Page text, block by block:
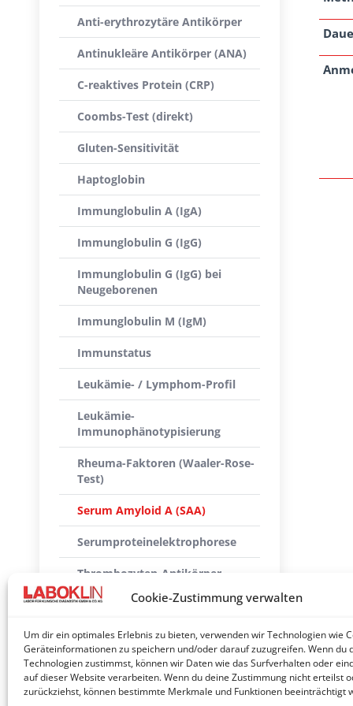
Cookie-Zustimmung verwalten
Um dir ein optimales Erlebnis zu bieten, verwenden wir Technologien wie
Geräteinformationen zu speichern und/oder darauf zuzugreifen. Wenn du
Technologien zustimmst, können wir Daten wie das Surfverhalten oder
auf dieser Website verarbeiten. Wenn du deine Zustimmung nicht erteilst
zurückziehst, können bestimmte Merkmale und Funktionen beeinträchtigt
Anti-erythrozytäre Antikörper
Antinukleäre Antikörper (ANA)
C-reaktives Protein (CRP)
Coombs-Test (direkt)
Gluten-Sensitivität
Haptoglobin
Immunglobulin A (IgA)
Immunglobulin G (IgG)
Immunglobulin G (IgG) bei
Neugeborenen
Immunglobulin M (IgM)
Immunstatus
Leukämie- / Lymphom-Profil
Leukämie-
Immunophänotypisierung
Rheuma-Faktoren (Waaler-Rose-
Test)
Serum Amyloid A (SAA)
Serumproteinelektrophorese
Thrombozyten-Antikörper
Thrombozytopenie-Profil groß
Thrombozytopenie-Profil klein
(Hund)